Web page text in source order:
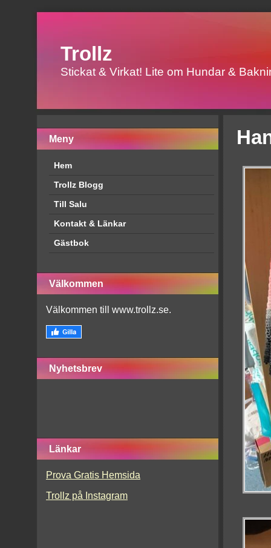
Trollz
Stickat & Virkat! Lite om Hundar &
Meny
Hem
Trollz Blogg
Till Salu
Kontakt & Länkar
Gästbok
Välkommen
Välkommen till www.trollz.se.
Nyhetsbrev
Länkar
Prova Gratis Hemsida
Trollz på Instagram